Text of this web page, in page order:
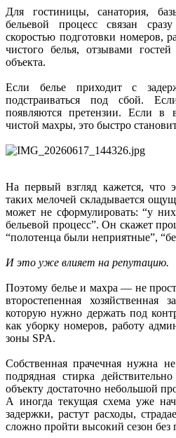
Для гостиницы, санатория,
бельевой процесс связан
скоростью подготовки номеров,
чистого белья, отзывами
объекта.
Если белье приходит с
подстраиваться под сбой.
появляются претензии. Если в
чистой махры, это быстро
На первый взгляд кажется,
таких мелочей складывается
может не сформулировать: “у
бельевой процесс”. Он скажет
“полотенца были неприятные”,
И это уже влияет на репутацию.
Поэтому белье и махра — не
второстепенная хозяйственная
которую нужно держать под
как уборку номеров, работу
зоны SPA.
Собственная прачечная нужна
подрядная стирка
объекту достаточно небольшой
А иногда текущая схема уже
задержки, растут расходы,
сложно пройти высокий сезон без